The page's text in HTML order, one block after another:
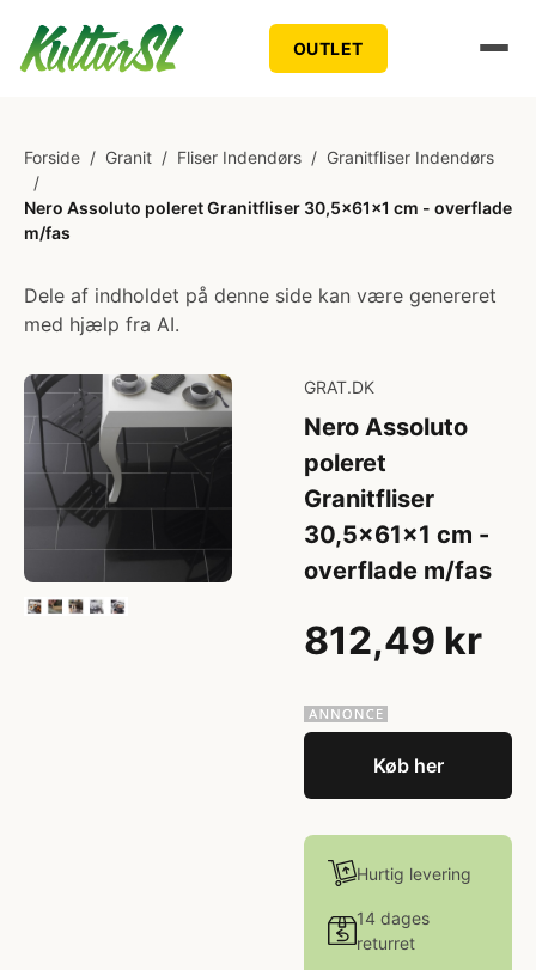
OUTLET
Forside / Granit / Fliser Indendørs / Granitfliser Indendørs
/
Nero Assoluto poleret Granitfliser 30,5x61x1 cm - overflade
m/fas
Dele af indholdet på denne side kan være genereret
med hjælp fra AI.
GRAT.DK
Nero Assoluto
poleret
Granitfliser
30,5x61x1 cm -
overflade m/fas
812,49 kr
Køb her
Hurtig levering
14 dages
returret